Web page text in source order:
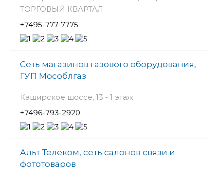
ТОРГОВЫЙ КВАРТАЛ
+7495-777-7775
Сеть магазинов газового оборудования,
ГУП Мособлгаз
Каширское шоссе, 13 - 1 этаж
+7496-793-2920
Альт Телеком, сеть салонов связи и
фототоваров